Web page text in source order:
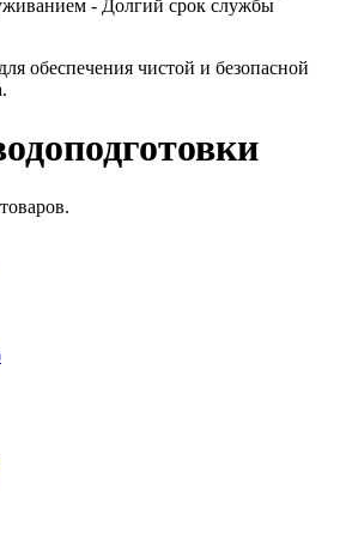
- Долгий срок службы
обеспечения чистой и безопасной